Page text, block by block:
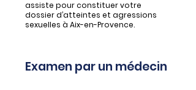
assiste pour constituer votre
dossier d’atteintes et agressions
sexuelles à Aix-en-Provence.
Examen par un médecin